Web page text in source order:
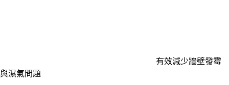
有效減少牆壁發霉
與濕氣問題